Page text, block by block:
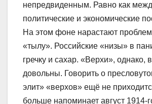
непредвиденным. Равно как
политические и экономические
На этом фоне нарастают
«тылу». Российские «низы» в
гречку и сахар. «Верхи», однако,
довольны. Говорить о
элит» «верхов» ещё не
больше напоминает август 1914-